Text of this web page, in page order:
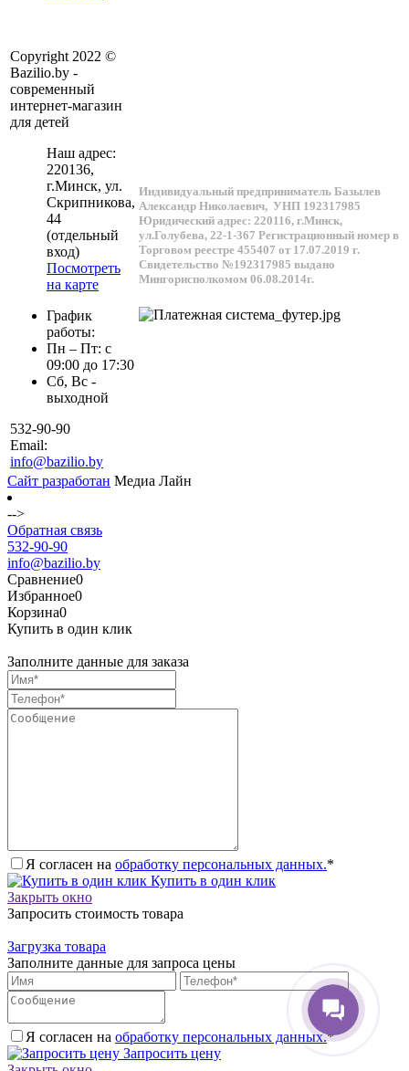
Copyright 2022 ©
Bazilio.by -
современный
интернет-магазин
для детей
Наш адрес:
220136,
г.Минск, ул.
Скрипникова,
44
(отдельный
вход)
Посмотреть
на карте
График
работы:
Пн – Пт: с
09:00 до 17:30
Сб, Вс -
выходной
532-90-90
Email:
info@bazilio.by
Индивидуальный предприниматель Базылев
Александр Николаевич, УНП 192317985
Юридический адрес: 220116, г.Минск,
ул.Голубева, 22-1-367 Регистрационный номер в
Торговом реестре 455407 от 17.07.2019 г.
Свидетельство №192317985 выдано
Мингорисполкомом 06.08.2014г.
Сайт разработан Медиа Лайн
-->
Обратная связь
532-90-90
info@bazilio.by
Сравнение0
Избранное0
Корзина0
Купить в один клик
Заполните данные для заказа
Я согласен на обработку персональных данных.*
Купить в один клик
Закрыть окно
Запросить стоимость товара
Загрузка товара
Заполните данные для запроса цены
Я согласен на обработку персональных данных.*
Запросить цену